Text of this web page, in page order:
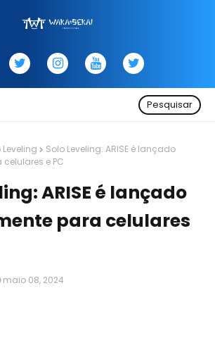
Pesquisar
Leveling
Solo Leveling: ARISE é lançado
e PC
ARISE é lançado
para celulares
maio 08, 2024